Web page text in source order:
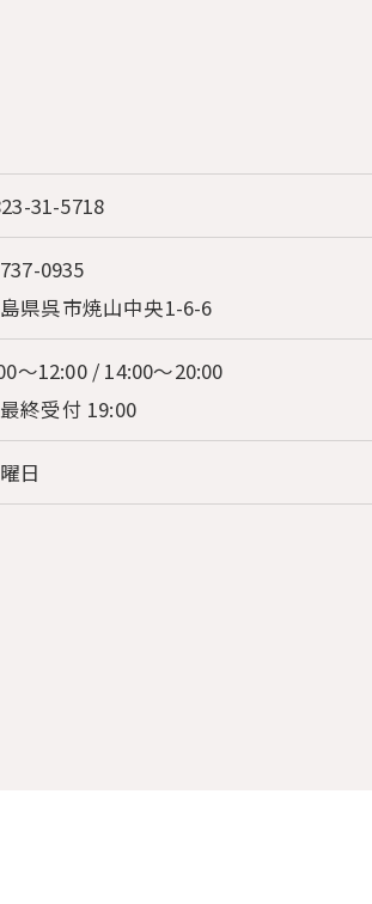
31-5718
0935
県呉市焼山中央1-6-6
～12:00 / 14:00～20:00
終受付 19:00
日